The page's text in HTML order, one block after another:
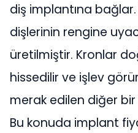
diş implantına
dişlerinin rengine
üretilmiştir. Kronlar
hissedilir ve işlev
merak edilen diğer bir
Bu konuda implant